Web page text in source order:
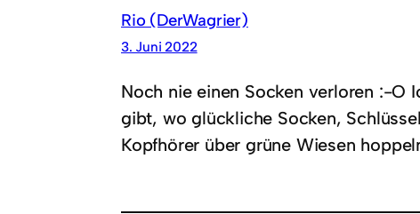
Rio (DerWagrier)
3. Juni 2022
Noch nie einen Socken verloren :-O
gibt, wo glückliche Socken,
Kopfhörer über grüne Wiesen